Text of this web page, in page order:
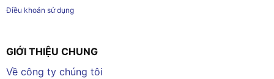
Điều khoản sử dụng
GIỚI THIỆU CHUNG
Về công ty chúng tôi